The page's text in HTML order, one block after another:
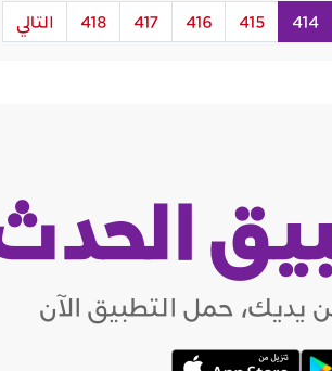
414
415
416
417
418 التالي
يديك، حمل التطبيق الآن